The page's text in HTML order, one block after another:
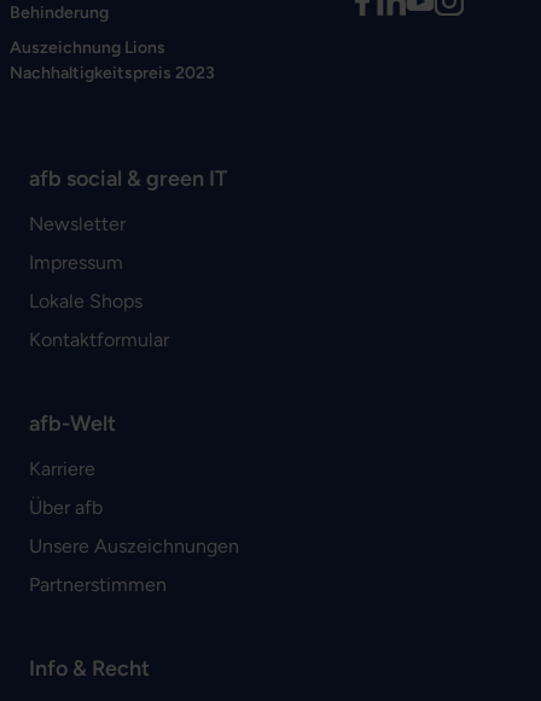
Behinderung
Auszeichnung Lions
Nachhaltigkeitspreis 2023
afb social & green IT
Newsletter
Impressum
Lokale Shops
Kontaktformular
afb-Welt
Karriere
Über afb
Unsere Auszeichnungen
Partnerstimmen
Info & Recht